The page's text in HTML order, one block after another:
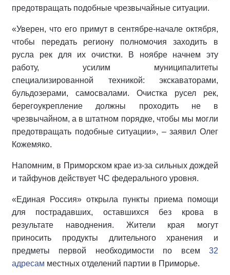
предотвращать подобные чрезвычайные ситуации.
«Уверен, что его примут в сентябре-начале октября,
чтобы передать региону полномочия заходить в
русла рек для их очистки. В ноябре начнем эту
работу, усилим муниципалитеты
специализированной техникой: экскаваторами,
бульдозерами, самосвалами. Очистка русел рек,
берегоукрепление должны проходить не в
чрезвычайном, а в штатном порядке, чтобы мы могли
предотвращать подобные ситуации», – заявил Олег
Кожемяко.
Напомним, в Приморском крае из-за сильных дождей
и тайфунов действует ЧС федерального уровня.
«Единая Россия» открыла пункты приема помощи
для пострадавших, оставшихся без крова в
результате наводнения. Жители края могут
приносить продукты длительного хранения и
предметы первой необходимости по всем 32
адресам местных отделений партии в Приморье.